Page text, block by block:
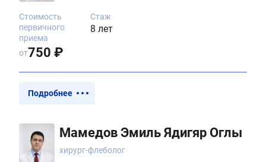
Стаж
8 лет
Стоимость
первичного
приема
от750 ₽
Подробнее
Мамедов Эмиль Ядигяр Оглы
хирург-флеболог